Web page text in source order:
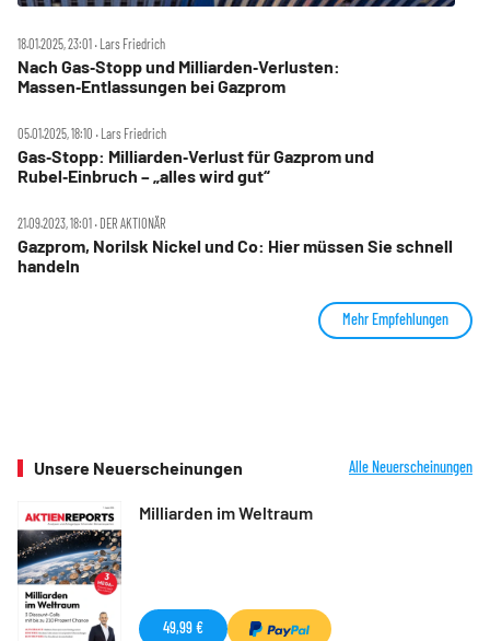
18.01.2025, 23:01 ‧ Lars Friedrich
Nach Gas‑Stopp und Milliarden‑Verlusten:
Massen‑Entlassungen bei Gazprom
05.01.2025, 18:10 ‧ Lars Friedrich
Gas‑Stopp: Milliarden‑Verlust für Gazprom und
Rubel‑Einbruch – „alles wird gut“
21.09.2023, 18:01 ‧ DER AKTIONÄR
Gazprom, Norilsk Nickel und Co: Hier müssen Sie schnell
handeln
Mehr Empfehlungen
Unsere Neuerscheinungen Alle Neuerscheinungen
Milliarden im Weltraum
49,99 €